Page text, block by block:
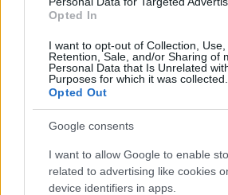
Opted In
I want to opt-out of Collection, Use,
Retention, Sale, and/or Sharing of
Personal Data that Is Unrelated
Purposes for which it was collected.
Opted Out
Google consents
I want to allow Google to enable
related to advertising like cookies
device identifiers in apps.